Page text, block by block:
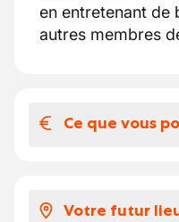
en entretenant de
autres membres
Ce que vous
Votre futur